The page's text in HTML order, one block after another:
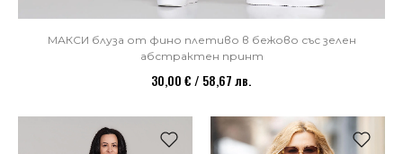
МАКСИ блуза от фино плетиво в бежово със зелен
абстрактен принт
30,00 € / 58,67 лв.